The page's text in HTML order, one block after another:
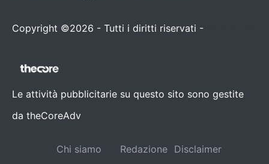
Copyright ©2026 - Tutti i diritti riservati -
Le attività pubblicitarie su questo sito sono gestite
da theCoreAdv
Chi siamo Redazione Disclaimer